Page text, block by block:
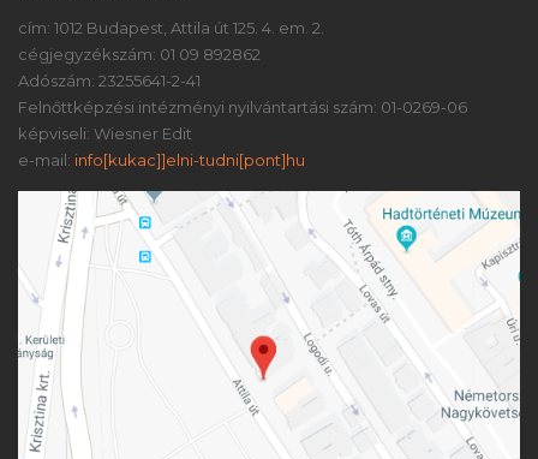
cím: 1012 Budapest, Attila út 125. 4. em. 2.
cégjegyzékszám: 01 09 892862
Adószám: 23255641-2-41
Felnőttképzési intézményi nyilvántartási szám: 01-0269-06
képviseli: Wiesner Edit
e-mail: info[kukac]]elni-tudni[pont]hu